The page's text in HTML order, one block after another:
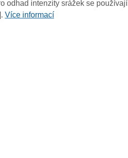
09:00
odhad intenzity srážek se používají
Více informací